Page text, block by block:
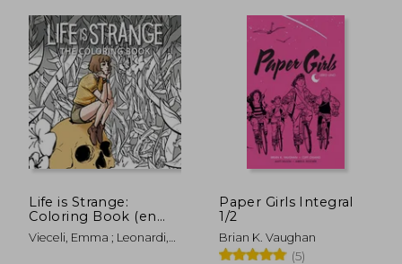
45%
dcto.
$ 48.62
$ 26.74
45%
dcto.
Life is Strange:
Coloring Book (en
Inglés)
Vieceli, Emma ; Leonardi,
Paper Girls Integral
1/2
Brian K. Vaughan
(5)